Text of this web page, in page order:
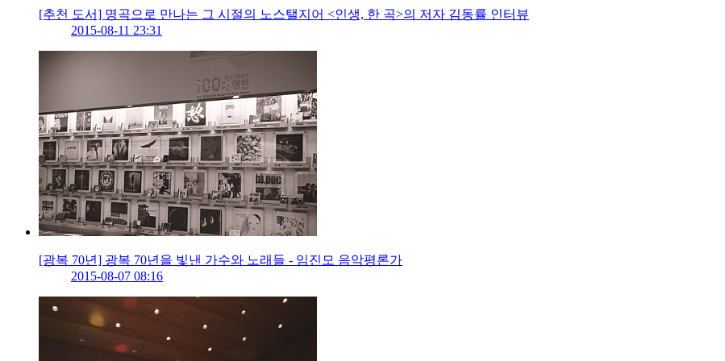
[추천 도서] 명곡으로 만나는 그 시절의 노스탤지어 <인생, 한 곡>의 저자 김동률 인터뷰
2015-08-11 23:31
[광복 70년] 광복 70년을 빛낸 가수와 노래들 - 임진모 음악평론가
2015-08-07 08:16